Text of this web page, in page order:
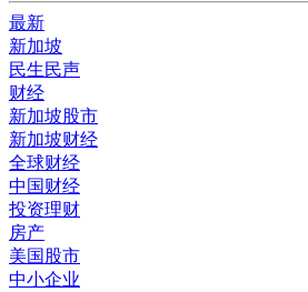
最新
新加坡
民生民声
财经
新加坡股市
新加坡财经
全球财经
中国财经
投资理财
房产
美国股市
中小企业